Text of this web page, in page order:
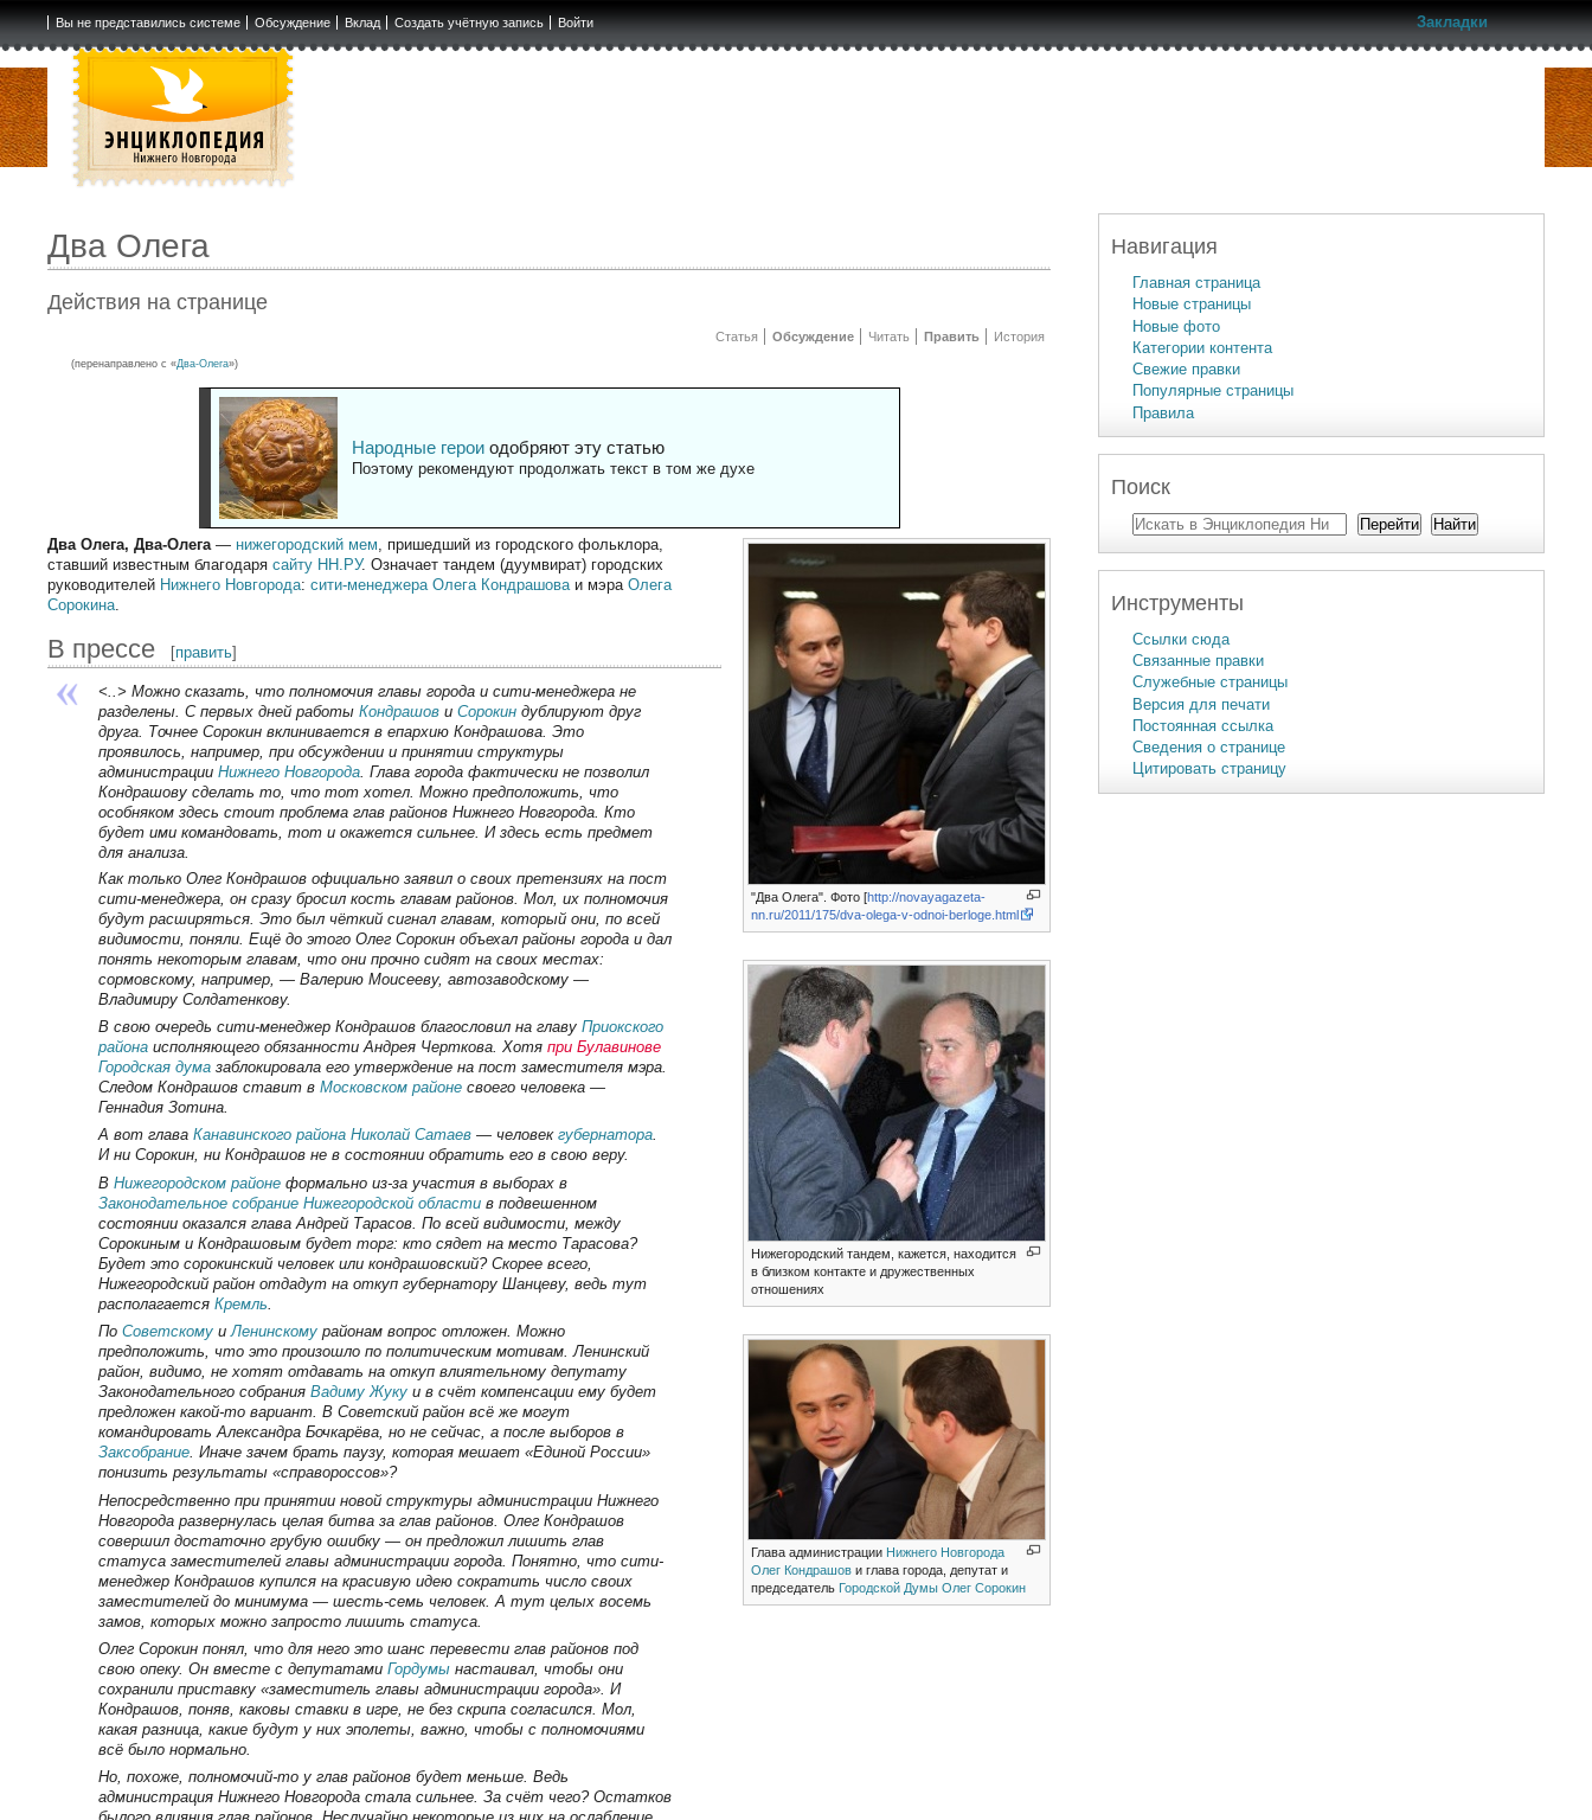
Вы не представились системе Обсуждение Вклад Создать учётную запись Войти Закладки
Два Олега
Действия на странице
Статья Обсуждение Читать Править История
(перенаправлено с «Два-Олега»)
Народные героиодобряют эту статью
Поэтому рекомендуют продолжать текст в том же духе
"Два Олега". Фото [http://novayagazeta-
nn.ru/2011/175/dva-olega-v-odnoi-berloge.html
Нижегородский тандем, кажется, находится
в близком контакте и дружественных
отношениях
Глава администрации Нижнего Новгорода
Олег Кондрашов и глава города, депутат и
председатель Городской Думы Олег Сорокин
Два Олега, Два-Олега— нижегородский мем, пришедший из городского фольклора,
ставший известным благодарясайту НН.РУ. Означает тандем (дуумвират) городских
руководителей Нижнего Новгорода:сити-менеджера Олега Кондрашоваи мэраОлега
Сорокина.
В прессе [править]
<..> Можно сказать, что полномочия главы города и сити-менеджера не
разделены. С первых дней работы Кондрашови Сорокиндублируют друг
друга. Точнее Сорокин вклинивается в епархию Кондрашова. Это
проявилось, например, при обсуждении и принятии структуры
администрации Нижнего Новгорода. Глава города фактически не позволил
Кондрашову сделать то, что тот хотел. Можно предположить, что
особняком здесь стоит проблема глав районов Нижнего Новгорода. Кто
будет ими командовать, тот и окажется сильнее. И здесь есть предмет
для анализа.
Как только Олег Кондрашов официально заявил о своих претензиях на пост
сити-менеджера, он сразу бросил кость главам районов. Мол, их полномочия
будут расширяться. Это был чёткий сигнал главам, который они, по всей
видимости, поняли. Ещё до этого Олег Сорокин объехал районы города и дал
понять некоторым главам, что они прочно сидят на своих местах:
сормовскому, например, — Валерию Моисееву, автозаводскому —
Владимиру Солдатенкову.
В свою очередь сити-менеджер Кондрашов благословил на главу Приокского
районаисполняющего обязанности Андрея Черткова. Хотя при Булавинове
Городская думазаблокировала его утверждение на пост заместителя мэра.
Следом Кондрашов ставит в Московском районесвоего человека —
Геннадия Зотина.
А вот глава Канавинского района Николай Сатаев— человек губернатора.
И ни Сорокин, ни Кондрашов не в состоянии обратить его в свою веру.
В Нижегородском районеформально из-за участия в выборах в
Законодательное собрание Нижегородской областив подвешенном
состоянии оказался глава Андрей Тарасов. По всей видимости, между
Сорокиным и Кондрашовым будет торг: кто сядет на место Тарасова?
Будет это сорокинский человек или кондрашовский? Скорее всего,
Нижегородский район отдадут на откуп губернатору Шанцеву, ведь тут
располагается Кремль
По СоветскомуиЛенинскомурайонам вопрос отложен. Можно
предположить, что это произошло по политическим мотивам. Ленинский
район, видимо, не хотят отдавать на откуп влиятельному депутату
Законодательного собрания Вадиму Жукуи в счёт компенсации ему будет
предложен какой-то вариант. В Советский район всё же могут
командировать Александра Бочкарёва, но не сейчас, а после выборов в
Заксобрание. Иначе зачем брать паузу, которая мешает «Единой России»
понизить результаты «справороссов»?
Непосредственно при принятии новой структуры администрации Нижнего
Новгорода развернулась целая битва за глав районов. Олег Кондрашов
совершил достаточно грубую ошибку — он предложил лишить глав
статуса заместителей главы администрации города. Понятно, что сити-
менеджер Кондрашов купился на красивую идею сократить число своих
заместителей до минимума — шесть-семь человек. А тут целых восемь
замов, которых можно запросто лишить статуса.
Олег Сорокин понял, что для него это шанс перевести глав районов под
свою опеку. Он вместе с депутатами Гордумынастаивал, чтобы они
сохранили приставку «заместитель главы администрации города». И
Кондрашов, поняв, каковы ставки в игре, не без скрипа согласился. Мол,
какая разница, какие будут у них эполеты, важно, чтобы с полномочиями
всё было нормально.
Но, похоже, полномочий-то у глав районов будет меньше. Ведь
администрация Нижнего Новгорода стала сильнее. За счёт чего? Остатков
Навигация
Главная страница
Новые страницы
Новые фото
Категории контента
Свежие правки
Популярные страницы
Правила
Поиск
Инструменты
Ссылки сюда
Связанные правки
Служебные страницы
Версия для печати
Постоянная ссылка
Сведения о странице
Цитировать страницу